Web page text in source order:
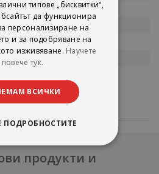
продукти и
типове „бисквитки“,
да функционира
персонализиране на
и за подобряване на
изживяване. Научете
повече тук.
ВСИЧКИ
ПОДРОБНОСТИТЕ